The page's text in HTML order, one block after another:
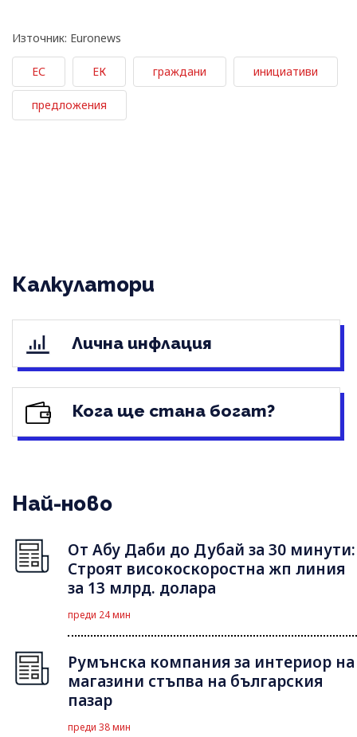
Източник: Euronews
ЕС ЕК граждани инициативи
предложения
Калкулатори
Лична инфлация
Кога ще стана богат?
Най-ново
От Абу Даби до Дубай за 30 минути:
Строят високоскоростна жп линия
за 13 млрд. долара
преди 24 мин
Румънска компания за интериор на
магазини стъпва на българския
пазар
преди 38 мин